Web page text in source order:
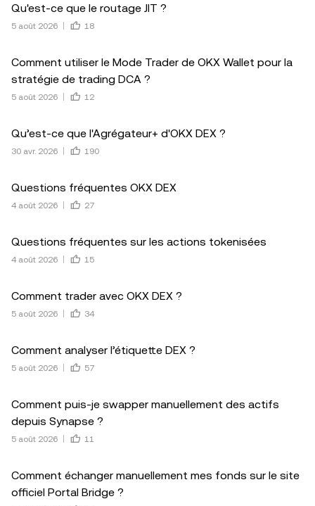
Qu'est-ce que le routage JIT ?
5 août 2026 18
Comment utiliser le Mode Trader de OKX Wallet pour la
stratégie de trading DCA ?
5 août 2026 12
Qu’est-ce que l'Agrégateur+ d'OKX DEX ?
30 avr. 2026 190
Questions fréquentes OKX DEX
4 août 2026 27
Questions fréquentes sur les actions tokenisées
4 août 2026 15
Comment trader avec OKX DEX ?
5 août 2026 34
Comment analyser l’étiquette DEX ?
5 août 2026 57
Comment puis-je swapper manuellement des actifs
depuis Synapse ?
5 août 2026 11
Comment échanger manuellement mes fonds sur le site
officiel Portal Bridge ?